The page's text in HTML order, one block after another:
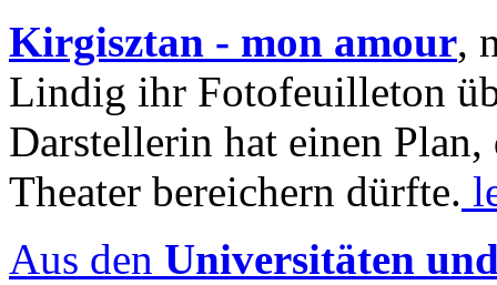
Kirgisztan - mon amour,
Lindig ihr Fotofeuilleton
Darstellerin hat einen Plan,
Theater bereichern dürfte.
Aus den Universitäten